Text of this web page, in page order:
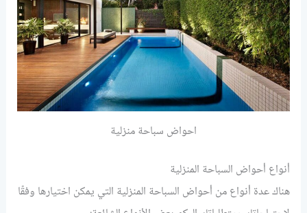
احواض سباحة منزلية
أنواع أحواض السباحة المنزلية
هناك عدة أنواع من أحواض السباحة المنزلية التي يمكن اختيارها وفقًا